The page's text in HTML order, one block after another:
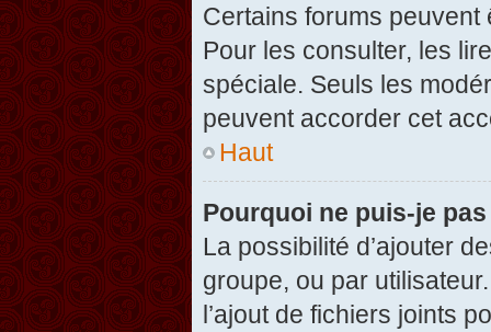
Certains forums
Pour les consulter, les
spéciale. Seuls les
peuvent accorder cet
Haut
Pourquoi ne puis-je
La possibilité d’ajouter
groupe, ou par
l’ajout de fichiers joints